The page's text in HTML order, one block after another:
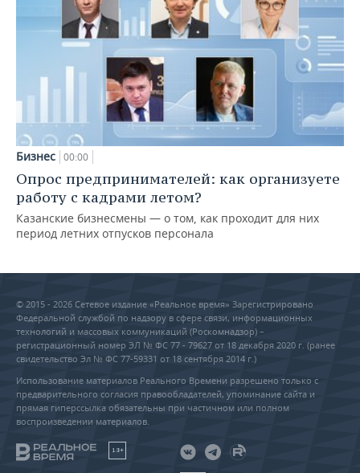
Бизнес 00:00
Опрос предпринимателей: как организуете
работу с кадрами летом?
Казанские бизнесмены — о том, как проходит для них
период летних отпусков персонала
© 2015 - 2026 Сетевое издание «Реальное время» Зарегистрировано
Федеральной службой по надзору в сфере связи, информационных
технологий и массовых коммуникаций (Роскомнадзор) –
регистрационный номер ЭЛ № ФС 77 - 79627 от 18 декабря 2020 г. (ранее
свидетельство Эл № ФС 77-59331 от 18 сентября 2014 г.)
Использование материалов Реального Времени разрешено только с
предварительного согласия правообладателей, упоминание сайта и
прямая гиперссылка обязательны при частичном или полном
воспроизведении материалов.
18+